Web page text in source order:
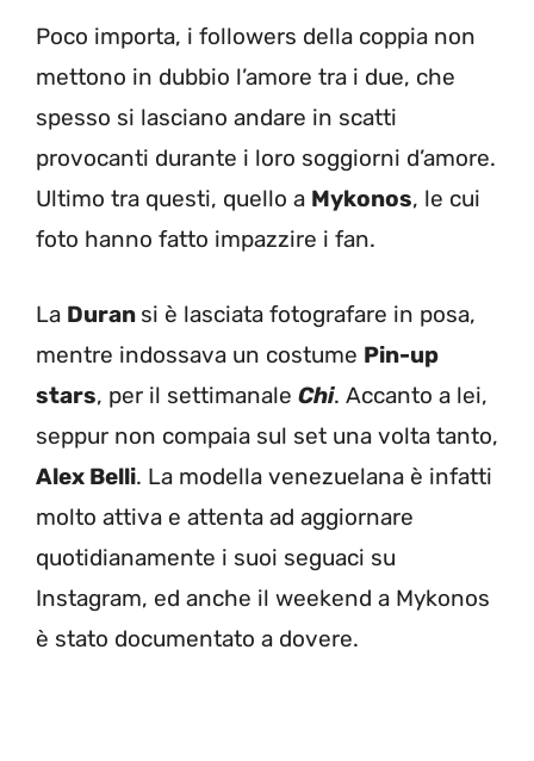
Poco importa, i followers della coppia non
mettono in dubbio l’amore tra i due, che
spesso si lasciano andare in scatti
provocanti durante i loro soggiorni d’amore.
Ultimo tra questi, quello a Mykonos, le cui
foto hanno fatto impazzire i fan.
La Duran si è lasciata fotografare in posa,
mentre indossava un costume Pin-up
stars, per il settimanale Chi. Accanto a lei,
seppur non compaia sul set una volta tanto,
Alex Belli. La modella venezuelana è infatti
molto attiva e attenta ad aggiornare
quotidianamente i suoi seguaci su
Instagram, ed anche il weekend a Mykonos
è stato documentato a dovere.